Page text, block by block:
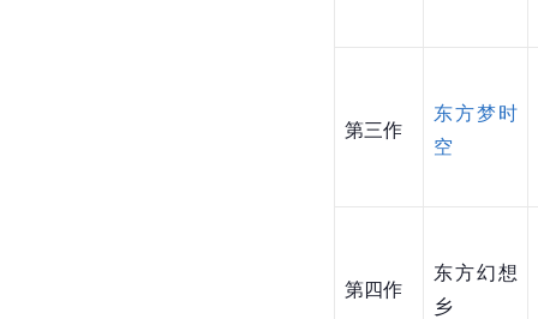
第三作
东方梦时
空
第四作
东方幻想
乡